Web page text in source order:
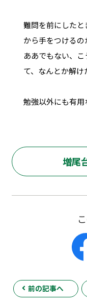
難問を前にした
から手をつけるの
ああでもない、
て、なんとか解け
勉強以外にも有用
増尾
前の記事へ